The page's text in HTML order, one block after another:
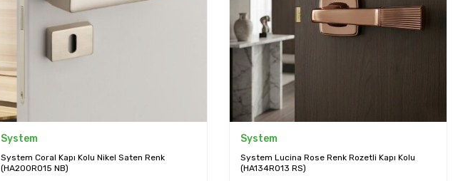
System
System Coral Kapı Kolu Nikel Saten Renk
(HA200RO15 NB)
System
System Lucina Rose Renk Rozetli Kapı Kolu
(HA134RO13 RS)